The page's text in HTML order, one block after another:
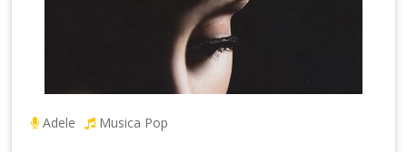
Adele Musica Pop